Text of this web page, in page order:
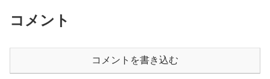
コメント
コメントを書き込む